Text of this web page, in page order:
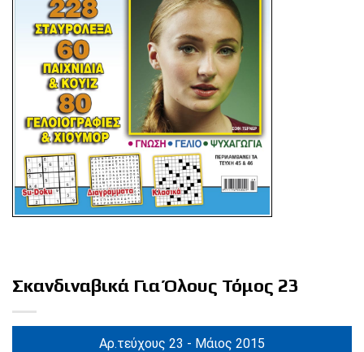
Σκανδιναβικά Για Όλους Τόμος 23
Αρ.τεύχους 23 - Μάιος 2015